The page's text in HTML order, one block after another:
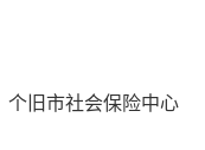
个旧市社会保险中心